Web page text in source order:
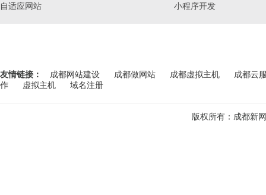
自适应网站 小程序开发
友情链接： 成都网站建设 成都做网站 成都虚拟主机
成都云
作
虚拟主机 域名注册
版权所有：成都新